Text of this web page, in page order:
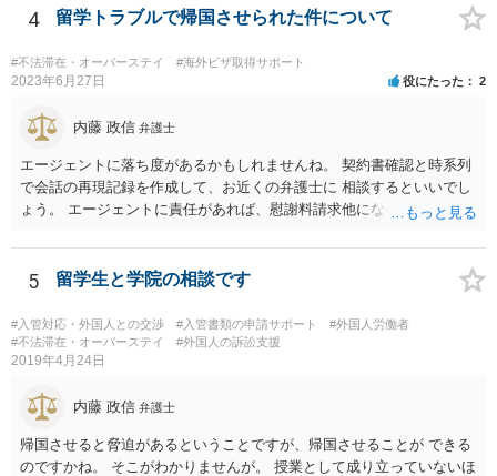
4 留学トラブルで帰国させられた件について
#不法滞在・オーバーステイ #海外ビザ取得サポート
2023年6月27日 役にたった 2
内藤 政信 弁護士
エージェントに落ち度があるかもしれませんね。 契約書確認と時系列
で会話の再現記録を作成して、お近くの弁護士に 相談するといいでし
ょう。 エージェントに責任があれば、慰謝料請求他になるでしょう。
5 留学生と学院の相談です
#入管対応・外国人との交渉 #入管書類の申請サポート
#外国人労働者
#不法滞在・オーバーステイ
#外国人の訴訟支援
2019年4月24日
内藤 政信 弁護士
帰国させると脅迫があるということですが、帰国させることが できる
のですかね。 そこがわかりませんが。 授業として成り立っていないほ